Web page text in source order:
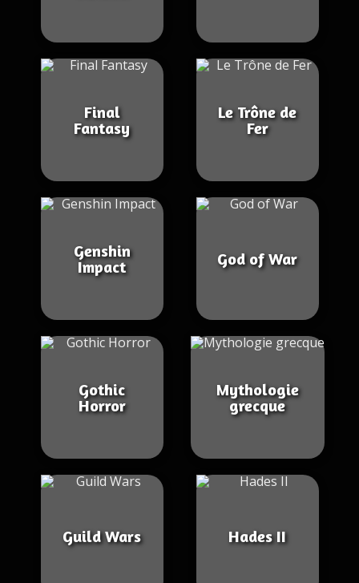
Final
Fantasy
Le Trône de
Fer
Genshin
Impact
God of War
Gothic
Horror
Mythologie
grecque
Guild Wars Hades II